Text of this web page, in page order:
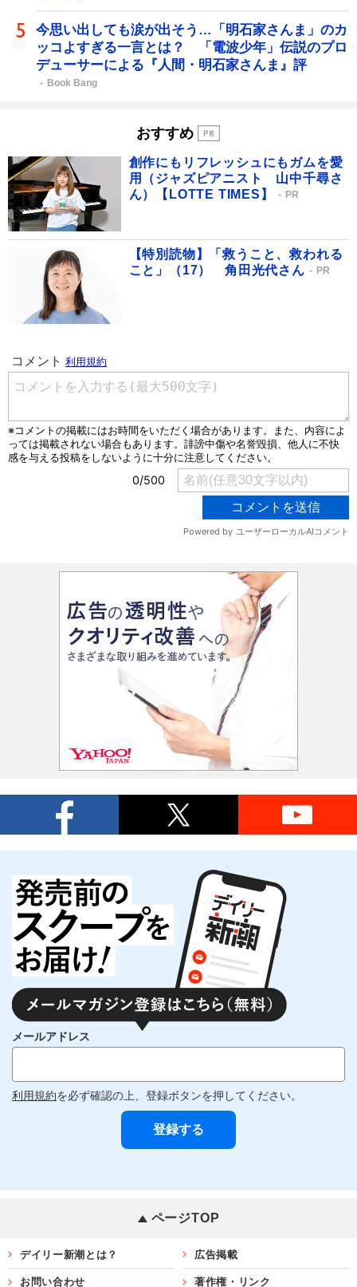
今思い出しても涙が出そう…「明石家さんま」のカ
ッコよすぎる一言とは？ 「電波少年」伝説のプロ
デューサーによる『人間・明石家さんま』評
Book Bang
おすすめ
創作にもリフレッシュにもガムを愛
用（ジャズピアニスト 山中千尋さ
ん）【LOTTE TIMES】
PR
【特別読物】「救うこと、救われる
こと」（17） 角田光代さん
PR
メールアドレス
利用規約を必ず確認の上、登録ボタンを押してください。
ページTOP
デイリー新潮とは？ 広告掲載
お問い合わせ 著作権・リンク